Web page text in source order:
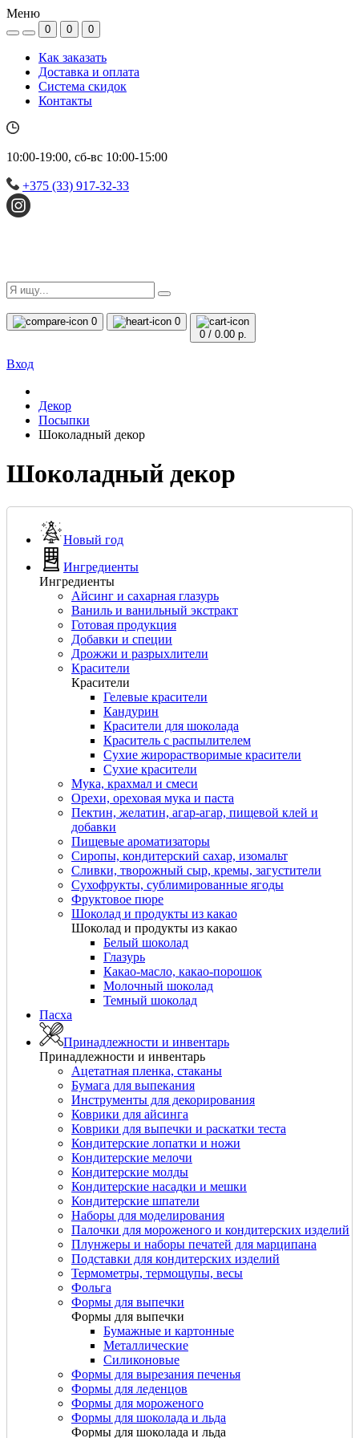
Меню
0 0 0
Как заказать
Доставка и оплата
Система скидок
Контакты
10:00-19:00, сб-вс 10:00-15:00
+375 (33) 917-32-33
0
0
0/ 0.00 р.
Вход
Декор
Посыпки
Шоколадный декор
Шоколадный декор
Новый год
Ингредиенты
Ингредиенты
Айсинг и сахарная глазурь
Ваниль и ванильный экстракт
Готовая продукция
Добавки и специи
Дрожжи и разрыхлители
Красители
Красители
Гелевые красители
Кандурин
Красители для шоколада
Краситель с распылителем
Сухие жирорастворимые красители
Сухие красители
Мука, крахмал и смеси
Орехи, ореховая мука и паста
Пектин, желатин, агар-агар, пищевой клей и
добавки
Пищевые ароматизаторы
Сиропы, кондитерский сахар, изомальт
Сливки, творожный сыр, кремы, загустители
Сухофрукты, сублимированные ягоды
Фруктовое пюре
Шоколад и продукты из какао
Шоколад и продукты из какао
Белый шоколад
Глазурь
Какао-масло, какао-порошок
Молочный шоколад
Темный шоколад
Пасха
Принадлежности и инвентарь
Принадлежности и инвентарь
Ацетатная пленка, стаканы
Бумага для выпекания
Инструменты для декорирования
Коврики для айсинга
Коврики для выпечки и раскатки теста
Кондитерские лопатки и ножи
Кондитерские мелочи
Кондитерские молды
Кондитерские насадки и мешки
Кондитерские шпатели
Наборы для моделирования
Палочки для мороженого и кондитерских изделий
Плунжеры и наборы печатей для марципана
Подставки для кондитерских изделий
Термометры, термощупы, весы
Фольга
Формы для выпечки
Формы для выпечки
Бумажные и картонные
Металлические
Силиконовые
Формы для вырезания печенья
Формы для леденцов
Формы для мороженого
Формы для шоколада и льда
Формы для шоколада и льда